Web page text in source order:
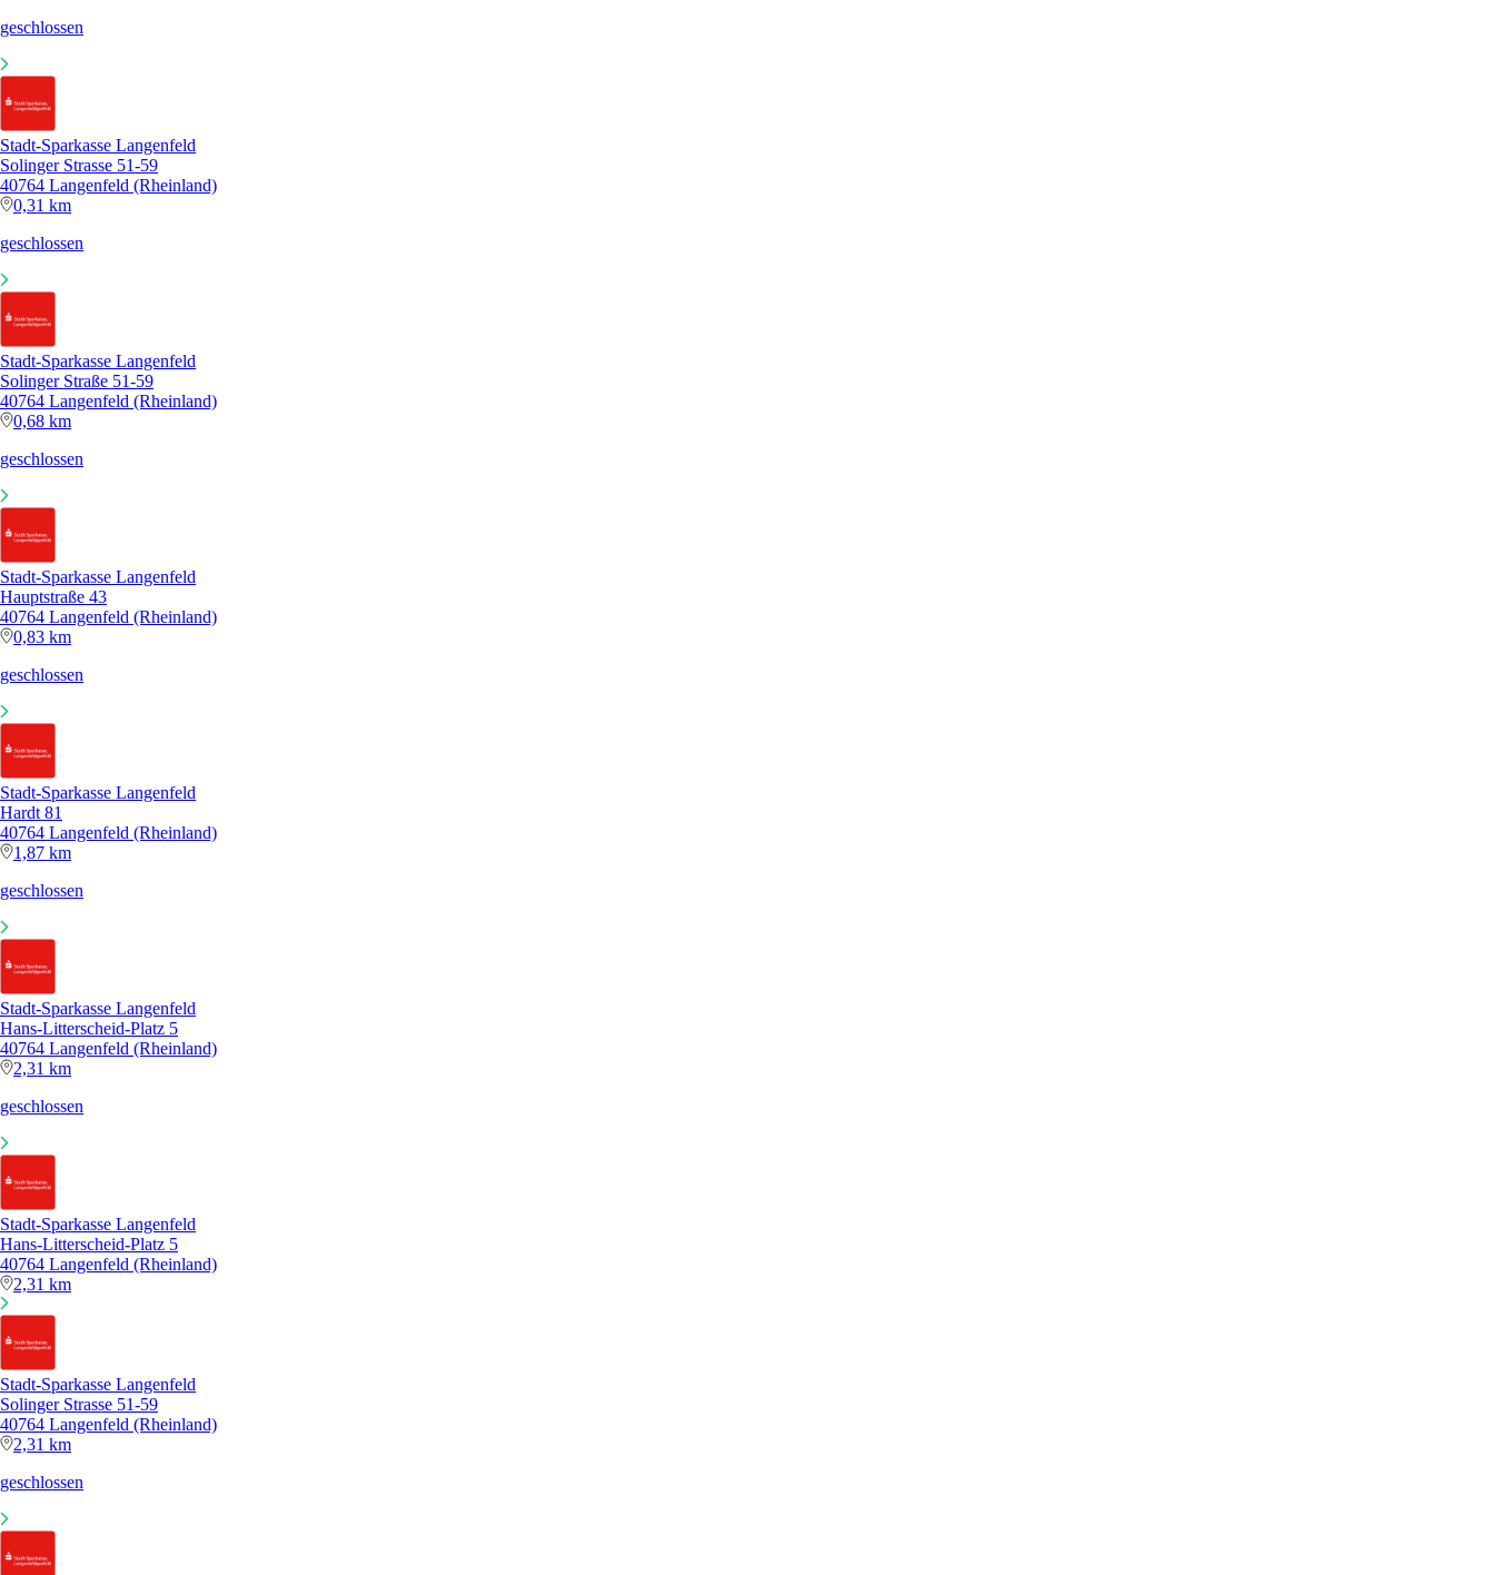
geschlossen
Stadt-Sparkasse Langenfeld
Solinger Strasse 51-59
40764 Langenfeld (Rheinland)
0,31 km
geschlossen
Stadt-Sparkasse Langenfeld
Solinger Straße 51-59
40764 Langenfeld (Rheinland)
0,68 km
geschlossen
Stadt-Sparkasse Langenfeld
Hauptstraße 43
40764 Langenfeld (Rheinland)
0,83 km
geschlossen
Stadt-Sparkasse Langenfeld
Hardt 81
40764 Langenfeld (Rheinland)
1,87 km
geschlossen
Stadt-Sparkasse Langenfeld
Hans-Litterscheid-Platz 5
40764 Langenfeld (Rheinland)
2,31 km
geschlossen
Stadt-Sparkasse Langenfeld
Hans-Litterscheid-Platz 5
40764 Langenfeld (Rheinland)
2,31 km
Stadt-Sparkasse Langenfeld
Solinger Strasse 51-59
40764 Langenfeld (Rheinland)
2,31 km
geschlossen